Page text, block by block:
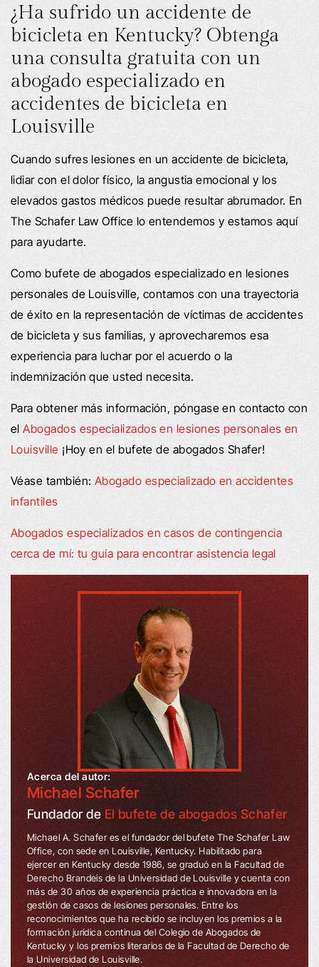
¿Ha sufrido un accidente de
bicicleta en Kentucky? Obtenga
una consulta gratuita con un
abogado especializado en
accidentes de bicicleta en
Louisville
Cuando sufres lesiones en un accidente de bicicleta,
lidiar con el dolor físico, la angustia emocional y los
elevados gastos médicos puede resultar abrumador. En
The Schafer Law Office lo entendemos y estamos aquí
para ayudarte.
Como bufete de abogados especializado en lesiones
personales de Louisville, contamos con una trayectoria
de éxito en la representación de víctimas de accidentes
de bicicleta y sus familias, y aprovecharemos esa
experiencia para luchar por el acuerdo o la
indemnización que usted necesita.
Para obtener más información, póngase en contacto con
elAbogados especializados en lesiones personales en
Louisville ¡Hoy en el bufete de abogados Shafer!
Véase también: Abogado especializado en accidentes
infantiles
Abogados especializados en casos de contingencia
cerca de mí: tu guía para encontrar asistencia legal
Acerca del autor:
Michael Schafer
Fundador de El bufete de abogados Schafer
Michael A. Schafer es el fundador del bufete The Schafer Law
Office, con sede en Louisville, Kentucky. Habilitado para
ejercer en Kentucky desde 1986, se graduó en la Facultad de
Derecho Brandeis de la Universidad de Louisville y cuenta con
más de 30 años de experiencia práctica e innovadora en la
gestión de casos de lesiones personales. Entre los
reconocimientos que ha recibido se incluyen los premios a la
formación jurídica continua del Colegio de Abogados de
Kentucky y los premios literarios de la Facultad de Derecho de
la Universidad de Louisville.